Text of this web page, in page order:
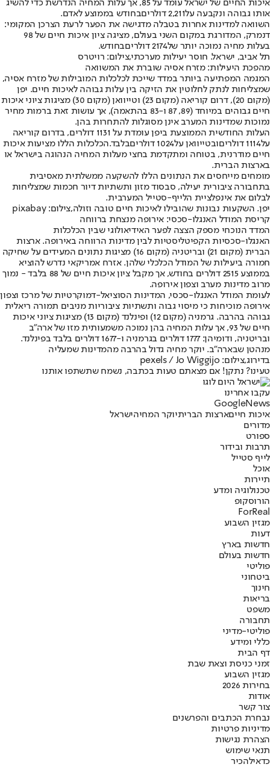
איכות החיים של ישראל עומד על 85, אך עלות המחיה הנדרשת כדי להשיג
אותו גבוהה ונקבעה על2,211 דולרים
בחודש בממוצע לאדם.
השוואה למדינות אחרות בטבלה מדגישה את הפער לרעת הצרכן המקומי:
דנמרק, המדורגת במקום השני בעולם, מציגה ציון איכות חיים של 98
בעלות מחיה נמוכה יותר של2174 דולרים
בחודש.
תל אביב, ישראל. חוסר יעילות מערכתי,צילום: רויטרס
מהפכת היעילות: מזרח אסיה שוברת את המשוואה
המגמה המפתיעה ביותר במדד שייכת לכלכלות המובילות של מזרח אסיה,
שמצליחות לנתק לחלוטין את הזיקה בין עלות גבוהה לאיכות חיים. יפן
(מקום 20), דרום קוריאה (מקום 23) וטייוואן (מקום 30) מציגות ציוני איכות
חיים גבוהים במיוחד (89, 87 ו-83 בהתאמה), אך עושות זאת ברמות מחיר
נמוכות שמדינות המערב אינן מסוגלות להתחרות בהן.
העלות החודשית הממוצעת ביפן עומדת על 1131 דולרים, בדרום קוריאה
על1114 דולרים ובטייוואן על1024 דולרים בלבד.הכלכלות הללו מציעות איכות
חיים מודרנית, בטוחה ומתקדמת בחצי מעלות המחיה הנהוגה בישראל או
בארצות הברית.
מומחים מייחסים את הנתונים הללו להשקעה ממשלתית מאסיבית
בתחבורה ציבורית יעילה, סבסוד מזון ותשתיות דיור חכמות שמצליחות
לבלום את אינפלציית הלייף-סטייל המערבית.
יפן. השקעות נבונות שהובילו לאיכות חיים טובה וזולה,צילום: pixabay
קריסת המודל האנגלו-סכסי: אירופה מנצחת ברווחה
המדד הנוכחי מספק הצצה לפער האידיאולוגי שבין הכלכלות
האנגלו-סכסיות הקפיטליסטיות לבין מדינות הרווחה באירופה. ארצות
הברית (מקום 21) ובריטניה (מקום 16) מציגות נתונים המעידים על שחיקה
חמורה ביעילות של המודל הכלכלי שלהן. אזרח אמריקאי נדרש להוציא
בממוצע 2515 דולרים בחודש, אך מקבל ציון איכות חיים של 88 בלבד - נמוך
מרוב מדינות מערב וצפון אירופה.
לעומת המודל האנגלו-סכסי, המדינות הסוציאל-דמוקרטיות של מרכז וצפון
אירופה מוכיחות כי מיסוי גבוה ותשתיות ציבוריות מניבים תמורה ריאלית
גבוהה בהרבה. גרמניה (מקום 12) ופינלנד (מקום 13) מציגות ציוני איכות
חיים של 93, אך עלות המחיה בהן נמוכה משמעותית מזו של ארה"ב
ובריטניה, ודומיהן: 1777 דולרים בגרמניה ו-1677 דולרים בלבד בפינלנד.
מנהטן שבארה"ב. יוקר מחיה גדול בהרבה מהמדינות שמעליה
בדירוג,צילום: pexels / Jo Wiggijo
טעינו? נתקן! אם מצאתם טעות בכתבה, נשמח שתשתפו אותנו
עקבו אחרינו
Googl eNews
איכות חייםארצות הבריתיוקר המחיהישראל
מדורים
ספורט
תרבות ובידור
לייף סטייל
אוכל
תיירות
טכנולוגיה ומדע
הורוסקופ
ForReal
מגזין השבוע
דעות
חדשות בארץ
חדשות בעולם
פוליטי
ביטחוני
חינוך
בריאות
משפט
תחבורה
פוליטי-מדיני
כללי ומידע
דף הבית
זמני כניסת וצאת שבת
מגזין השבוע
בחירות 2026
אודות
צור קשר
נבחרת הכתבים והפרשנים
מדיניות פרטיות
הצהרת נגישות
תנאי שימוש
כדאילהכיר